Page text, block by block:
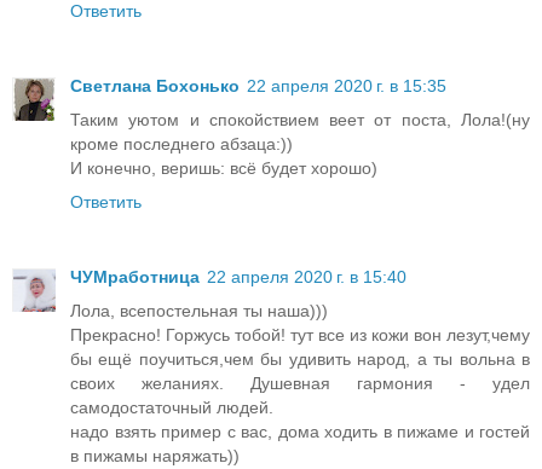
Ответить
Светлана Бохонько 22 апреля 2020 г. в 15:35
Таким уютом и спокойствием веет от поста, Лола!(ну
кроме последнего абзаца:))
И конечно, веришь: всё будет хорошо)
Ответить
ЧУМработница 22 апреля 2020 г. в 15:40
Лола, всепостельная ты наша)))
Прекрасно! Горжусь тобой! тут все из кожи вон лезут,чему
бы ещё поучиться,чем бы удивить народ, а ты вольна в
своих желаниях. Душевная гармония - удел
самодостаточный людей.
надо взять пример с вас, дома ходить в пижаме и гостей
в пижамы наряжать))